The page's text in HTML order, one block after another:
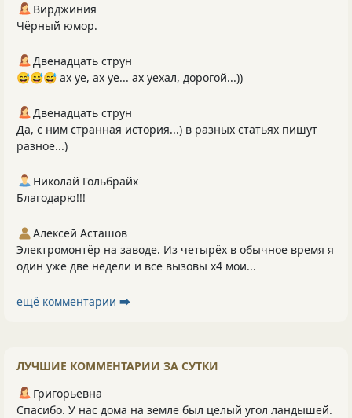
Вирджиния
Чёрный юмор.
Двенадцать струн
😅😅😅 ах уе, ах уе... ах уехал, дорогой...))
Двенадцать струн
Да, с ним странная история...) в разных статьях пишут
разное...)
Николай Гольбрайх
Благодарю!!!
Алексей Асташов
Электромонтёр на заводе. Из четырёх в обычное время я
один уже две недели и все вызовы х4 мои...
ещё комментарии ⮕
ЛУЧШИЕ КОММЕНТАРИИ ЗА СУТКИ
Григорьевна
Спасибо. У нас дома на земле был целый угол ландышей.